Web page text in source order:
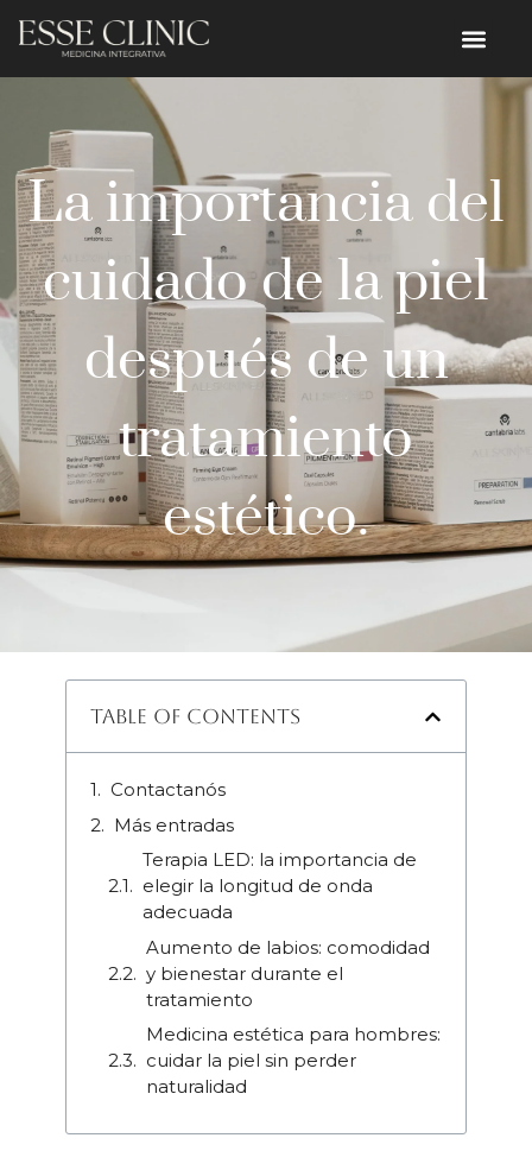
La importancia del
cuidado de la piel
después de un
tratamiento
estético.
Table of Contents
Contactanós
Más entradas
Terapia LED: la importancia de
elegir la longitud de onda
adecuada
Aumento de labios: comodidad
y bienestar durante el
tratamiento
Medicina estética para hombres:
cuidar la piel sin perder
naturalidad